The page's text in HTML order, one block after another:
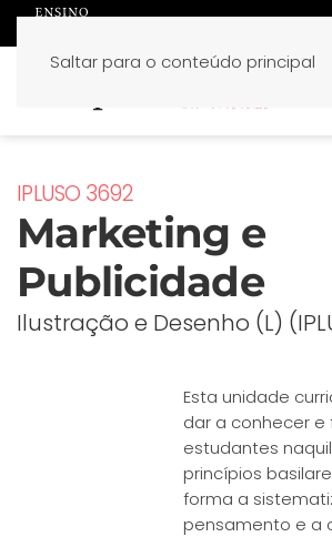
Saltar para o conteúdo principal
IPLUSO 3692
Marketing e
Publicidade
Ilustração e Desenho (L)
Esta unidade
dar a conhecer e
estudantes
princípios
forma a
pensamento e a